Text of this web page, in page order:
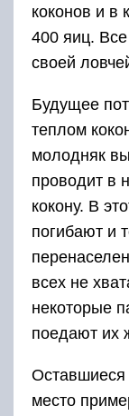
коконов и в
400 яиц.
своей
Будущее
теплом
молодняк
проводит в
кокону. В
погибают и
всех не
некоторые
поедают их
место